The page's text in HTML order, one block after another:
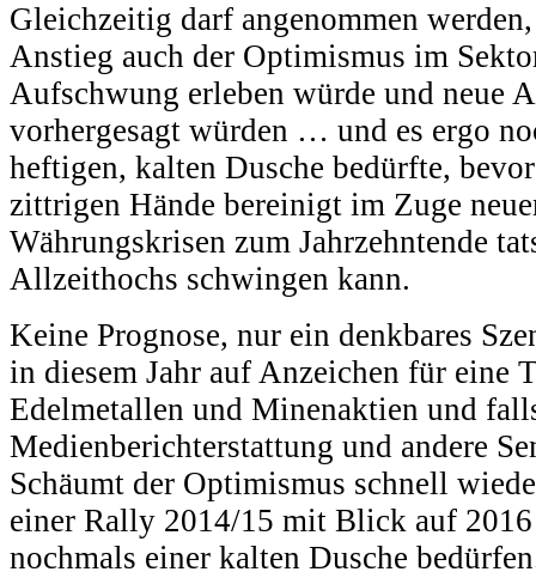
Gleichzeitig darf angenommen
Anstieg auch der Optimismus im
Aufschwung erleben würde und neue
vorhergesagt würden … und es ergo
heftigen, kalten Dusche bedürfte,
zittrigen Hände bereinigt im Zuge
Währungskrisen zum Jahrzehntende
Allzeithochs schwingen kann.
Keine Prognose, nur ein denkbares
in diesem Jahr auf Anzeichen für eine
Edelmetallen und Minenaktien und
Medienberichterstattung und andere
Schäumt der Optimismus schnell
einer Rally 2014/15 mit Blick auf
nochmals einer kalten Dusche